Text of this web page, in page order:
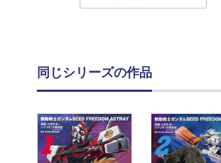
同じシリーズの作品